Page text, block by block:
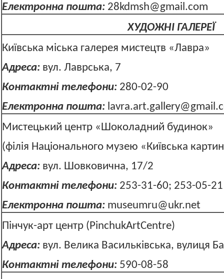
Електронна пошта: 28kdmsh@gmail.com
ХУДОЖНІ ГАЛЕРЕЇ
Київська міська галерея мистецтв «Лавра»
Адреса:вул. Лаврська, 7
Контактні телефони:280-02-90
Електронна пошта:
Мистецький центр «Шоколадний будинок»
(філія Національного музею «Київська
Адреса:вул. Шовковична, 17/2
Контактні телефони:253-31-60; 253-05-21
Електронна пошта: museumru@ukr.net
Пінчук-арт центр (PinchukArtCentre)
Адреса:вул. Велика Васильківська, вулиця
Контактні телефони:590-08-58